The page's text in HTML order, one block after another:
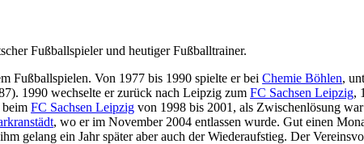
Fußballspieler und heutiger Fußballtrainer.
Fußballspielen. Von 1977 bis 1990 spielte er bei Chemie Böhlen,
1990 wechselte er zurück nach Leipzig zum FC Sachsen Leipzig,
beim FC Sachsen Leipzig von 1998 bis 2001, als Zwischenlösung
, wo er im November 2004 entlassen wurde. Gut einen
gelang ein Jahr später aber auch der Wiederaufstieg. Der